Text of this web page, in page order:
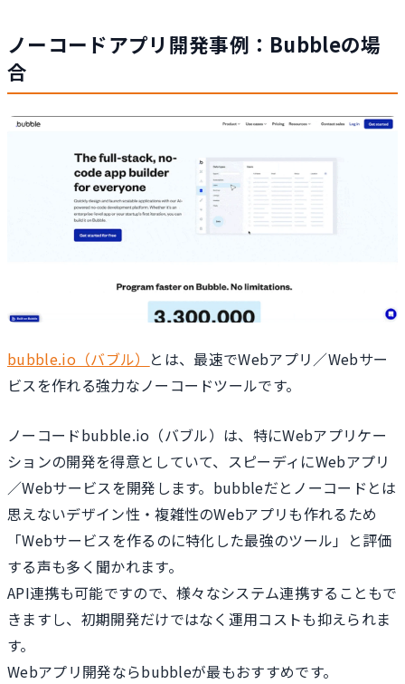
ノーコードアプリ開発事例：Bubbleの場
合
bubble.io（バブル） とは、最速でWebアプリ／Webサー
ビスを作れる強力なノーコードツールです。
ノーコードbubble.io（バブル）は、特にWebアプリケー
ションの開発を得意としていて、スピーディにWebアプリ
／Webサービスを開発します。bubbleだとノーコードとは
思えないデザイン性・複雑性のWebアプリも作れるため
「Webサービスを作るのに特化した最強のツール」と評価
する声も多く聞かれます。
API連携も可能ですので、様々なシステム連携することもで
きますし、初期開発だけではなく運用コストも抑えられま
す。
Webアプリ開発ならbubbleが最もおすすめです。